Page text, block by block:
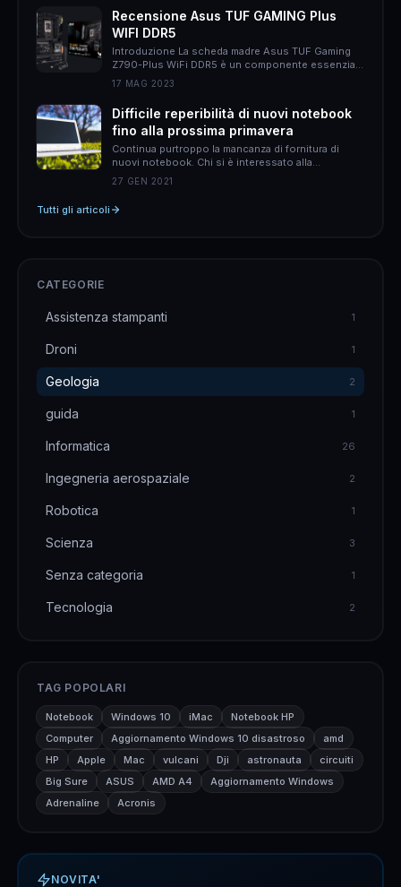
l&#8217;obiettivo di risolvere problemi, le loro
responsabilità, approcci e persino il rapporto con
il cliente possono essere molto diversi. In questo
articolo, proverò ad esporvi le differenze chiave tra
queste due &hellip;
Recensione Asus TUF GAMING Plus
WIFI DDR5
Introduzione La scheda madre Asus TUF Gaming
Z790-Plus WiFi DDR5 è un componente essenziale
per gli appassionati di gaming che desiderano un
caratteristiche all&#8217;avanguardia, questa
scheda madre offre prestazioni elevate, un design
accattivante e una connettività avanzata.
Caratteristiche principali La Asus TUF Gaming
Z790-Plus WiFi DDR5 è &hellip;
17 MAG 2023
Difficile reperibilità di nuovi notebook
fino alla prossima primavera
Continua purtroppo la mancanza di fornitura di
nuovi notebook. Chi si è interessato alla
questione, perché magari voleva procurarsi un
aumentati anche del 30%. L&#8217;altro giorno mi
27 GEN 2021
Tutti gli articoli
CATEGORIE
Assistenza stampanti 1
Droni 1
Geologia 2
guida 1
Informatica 26
Ingegneria aerospaziale 2
Robotica 1
Scienza 3
Senza categoria 1
Tecnologia 2
TAG POPOLARI
Notebook Windows 10 iMac
Notebook HP
Computer
Aggiornamento Windows 10 disastroso
amd
HP
Apple Mac vulcani Dji astronauta
circuiti
Big Sure
ASUS AMD A4
Aggiornamento Windows
Adrenaline
Acronis
NOVITA'